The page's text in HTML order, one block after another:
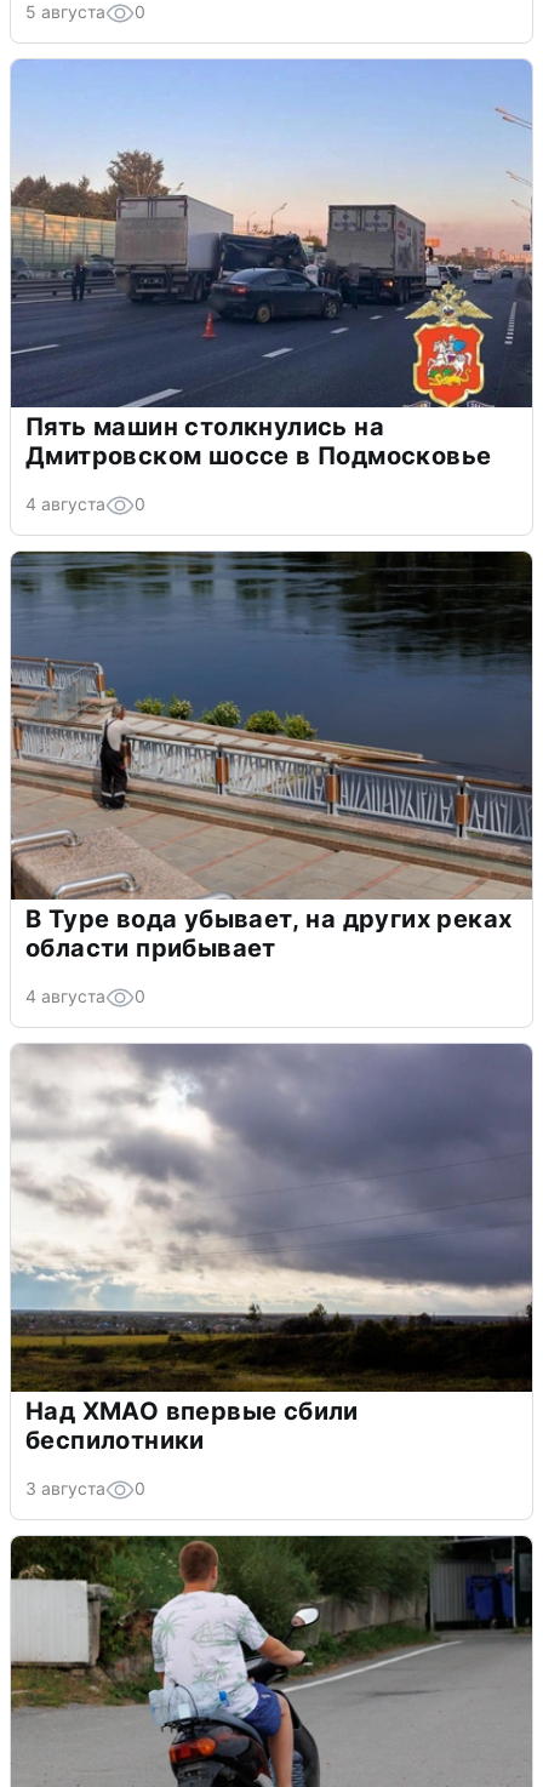
5 августа 0
Пять машин столкнулись на
Дмитровском шоссе в Подмосковье
4 августа 0
В Туре вода убывает, на других реках
области прибывает
4 августа 0
Над ХМАО впервые сбили
беспилотники
3 августа 0